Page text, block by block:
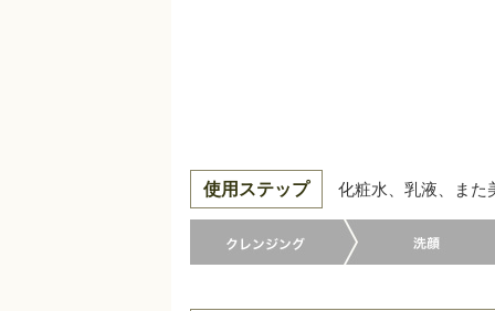
使用ステップ 化粧水、乳液、また